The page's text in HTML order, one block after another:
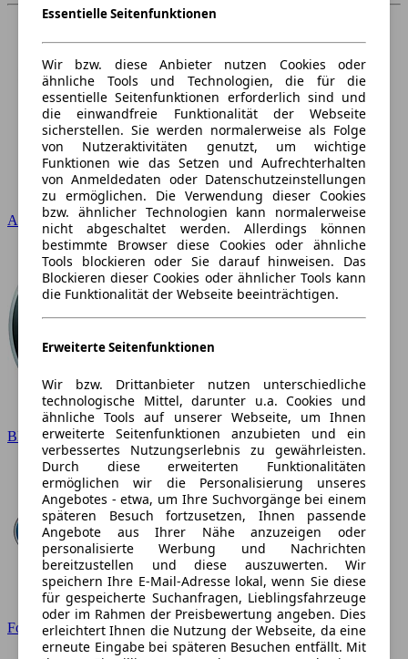
Audi
BMW
Ford
Essentielle Seitenfunktionen
Wir bzw. diese Anbieter nutzen Cookies oder
ähnliche Tools und Technologien, die für die
essentielle Seitenfunktionen erforderlich sind und
die einwandfreie Funktionalität der Webseite
sicherstellen. Sie werden normalerweise als Folge
von Nutzeraktivitäten genutzt, um wichtige
Funktionen wie das Setzen und Aufrechterhalten
von Anmeldedaten oder Datenschutzeinstellungen
zu ermöglichen. Die Verwendung dieser Cookies
bzw. ähnlicher Technologien kann normalerweise
nicht abgeschaltet werden. Allerdings können
bestimmte Browser diese Cookies oder ähnliche
Tools blockieren oder Sie darauf hinweisen. Das
Blockieren dieser Cookies oder ähnlicher Tools kann
die Funktionalität der Webseite beeinträchtigen.
Erweiterte Seitenfunktionen
Wir bzw. Drittanbieter nutzen unterschiedliche
technologische Mittel, darunter u.a. Cookies und
ähnliche Tools auf unserer Webseite, um Ihnen
erweiterte Seitenfunktionen anzubieten und ein
verbessertes Nutzungserlebnis zu gewährleisten.
Durch diese erweiterten Funktionalitäten
ermöglichen wir die Personalisierung unseres
Angebotes - etwa, um Ihre Suchvorgänge bei einem
späteren Besuch fortzusetzen, Ihnen passende
Angebote aus Ihrer Nähe anzuzeigen oder
personalisierte Werbung und Nachrichten
bereitzustellen und diese auszuwerten. Wir
speichern Ihre E-Mail-Adresse lokal, wenn Sie diese
für gespeicherte Suchanfragen, Lieblingsfahrzeuge
oder im Rahmen der Preisbewertung angeben. Dies
erleichtert Ihnen die Nutzung der Webseite, da eine
erneute Eingabe bei späteren Besuchen entfällt. Mit